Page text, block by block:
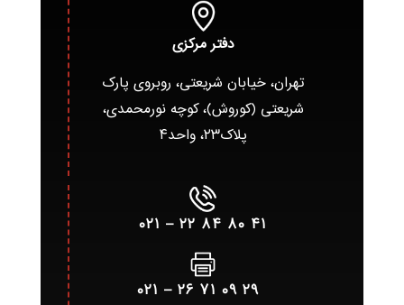
دفتر مرکزی
تهران، خیابان شریعتی، روبروی پارک
شریعتی (کوروش)، کوچه نورمحمدی،
پلاک۲۳، واحد۴
۴۱ ۸۰ ۸۴ ۲۲ – ۰۲۱
۲۹ ۰۹ ۷۱ ۲۶ – ۰۲۱